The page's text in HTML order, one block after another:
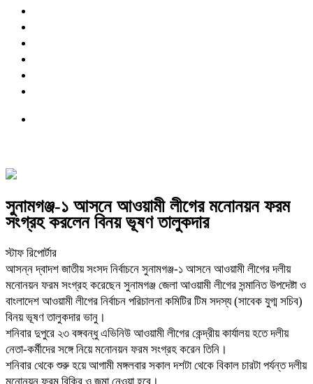
সুনামগঞ্জ-১ আসনে আওয়ামী লীগের মনোনয়ন ফরম
সংগ্রহ করলেন বিনয় ভূষণ তালুকদার
স্টাফ রিপোর্টার
আসন্ন দ্বাদশ জাতীয় সংসদ নির্বাচনে সুনামগঞ্জ-১ আসনে আওয়ামী লীগের দলীয়
মনোনয়ন ফরম সংগ্রহ করেছেন সুনামগঞ্জ জেলা আওয়ামী লীগের সন্মানিত উপদেষ্টা ও
বাংলাদেশ আওয়ামী লীগের নির্বাচন পরিচালনা কমিটির টিম সদস্য (সাবেক যুগ্ম সচিব)
বিনয় ভূষণ তালুকদার ভানু।
শনিবার দুপুরে ২৩ বঙ্গবন্ধু এভিনিউ আওয়ামী লীগের কেন্দ্রীয় কার্যালয় হতে দলীয়
নেতা-কর্মীদের সঙ্গে নিয়ে মনোনয়ন ফরম সংগ্রহ করেন তিনি।
শনিবার থেকে শুরু হয়ে আগামী মঙ্গলবার সকাল দশটা থেকে বিকাল চারটা পর্যন্ত দলীয়